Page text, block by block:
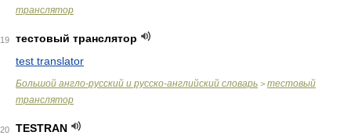
транслятор
19
тестовый транслятор
test translator
Большой англо-русский и русско-английский словарь > тестовый
транслятор
20
TESTRAN